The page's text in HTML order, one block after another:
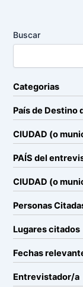
Buscar
Categorias
País de Destino
CIUDAD (o
PAÍS del
CIUDAD (o
Personas
Lugares citados
Fechas
Entrevistador/a